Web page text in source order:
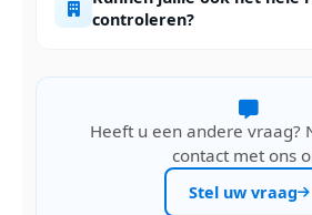
controleren?
Heeft u een andere vraag?
contact met ons
Stel uw vraag